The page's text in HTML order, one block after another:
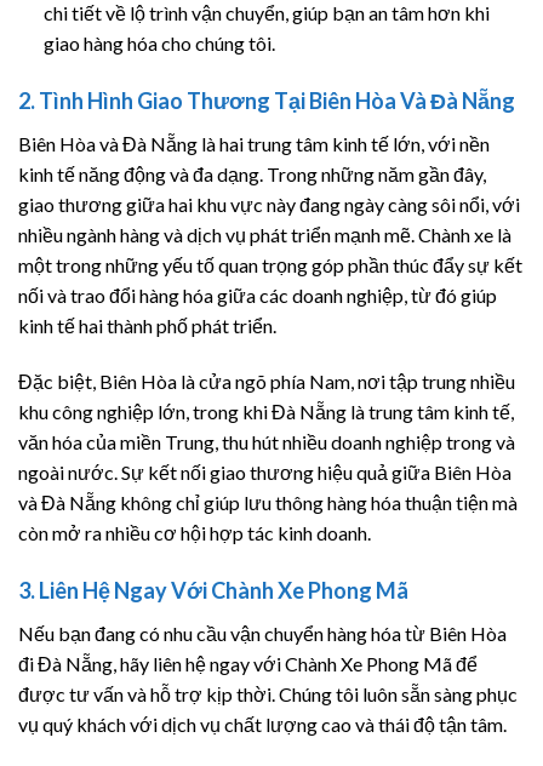
chi tiết về lộ trình vận chuyển, giúp bạn an tâm hơn khi
giao hàng hóa cho chúng tôi.
2. Tình Hình Giao Thương Tại Biên Hòa Và Đà Nẵng
Biên Hòa và Đà Nẵng là hai trung tâm kinh tế lớn, với nền
kinh tế năng động và đa dạng. Trong những năm gần đây,
giao thương giữa hai khu vực này đang ngày càng sôi nổi, với
nhiều ngành hàng và dịch vụ phát triển mạnh mẽ. Chành xe là
một trong những yếu tố quan trọng góp phần thúc đẩy sự kết
nối và trao đổi hàng hóa giữa các doanh nghiệp, từ đó giúp
kinh tế hai thành phố phát triển.
Đặc biệt, Biên Hòa là cửa ngõ phía Nam, nơi tập trung nhiều
khu công nghiệp lớn, trong khi Đà Nẵng là trung tâm kinh tế,
văn hóa của miền Trung, thu hút nhiều doanh nghiệp trong và
ngoài nước. Sự kết nối giao thương hiệu quả giữa Biên Hòa
và Đà Nẵng không chỉ giúp lưu thông hàng hóa thuận tiện mà
còn mở ra nhiều cơ hội hợp tác kinh doanh.
3. Liên Hệ Ngay Với Chành Xe Phong Mã
Nếu bạn đang có nhu cầu vận chuyển hàng hóa từ Biên Hòa
đi Đà Nẵng, hãy liên hệ ngay với Chành Xe Phong Mã để
được tư vấn và hỗ trợ kịp thời. Chúng tôi luôn sẵn sàng phục
vụ quý khách với dịch vụ chất lượng cao và thái độ tận tâm.